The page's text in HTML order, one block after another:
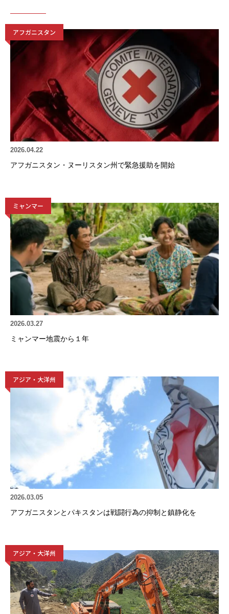
アフガニスタン
2026.04.22
アフガニスタン・ヌーリスタン州で緊急援助を開始
ミャンマー
2026.03.27
ミャンマー地震から１年
アジア・大洋州
2026.03.05
アフガニスタンとパキスタンは戦闘行為の抑制と鎮静化を
アジア・大洋州